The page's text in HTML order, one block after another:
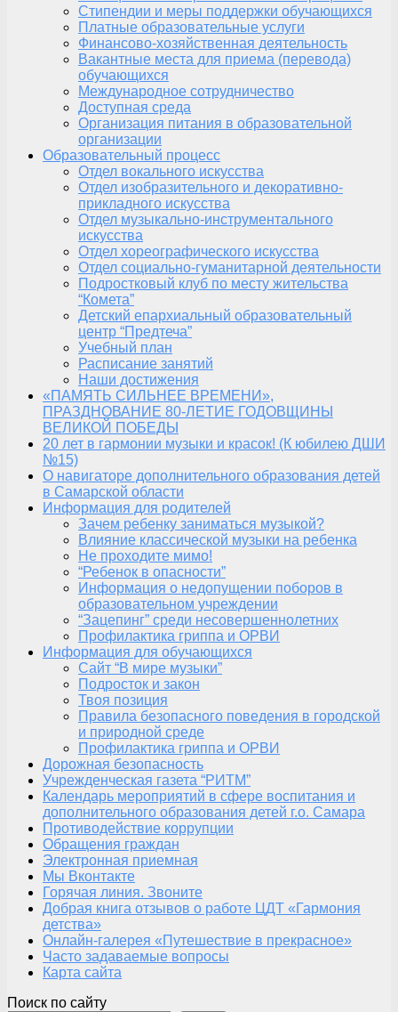
Стипендии и меры поддержки обучающихся
Платные образовательные услуги
Финансово-хозяйственная деятельность
Вакантные места для приема (перевода)
обучающихся
Международное сотрудничество
Доступная среда
Организация питания в образовательной
организации
Образовательный процесс
Отдел вокального искусства
Отдел изобразительного и декоративно-
прикладного искусства
Отдел музыкально-инструментального
искусства
Отдел хореографического искусства
Отдел социально-гуманитарной деятельности
Подростковый клуб по месту жительства
“Комета”
Детский епархиальный образовательный
центр “Предтеча”
Учебный план
Расписание занятий
Наши достижения
«ПАМЯТЬ СИЛЬНЕЕ ВРЕМЕНИ»,
ПРАЗДНОВАНИЕ 80-ЛЕТИЕ ГОДОВЩИНЫ
ВЕЛИКОЙ ПОБЕДЫ
20 лет в гармонии музыки и красок! (К юбилею ДШИ
№15)
О навигаторе дополнительного образования детей
в Самарской области
Информация для родителей
Зачем ребенку заниматься музыкой?
Влияние классической музыки на ребенка
Не проходите мимо!
“Ребенок в опасности”
Информация о недопущении поборов в
образовательном учреждении
“Зацепинг” среди несовершеннолетних
Профилактика гриппа и ОРВИ
Информация для обучающихся
Сайт “В мире музыки”
Подросток и закон
Твоя позиция
Правила безопасного поведения в городской
и природной среде
Профилактика гриппа и ОРВИ
Дорожная безопасность
Учрежденческая газета “РИТМ”
Календарь мероприятий в сфере воспитания и
дополнительного образования детей г.о. Самара
Противодействие коррупции
Обращения граждан
Электронная приемная
Мы Вконтакте
Горячая линия. Звоните
Добрая книга отзывов о работе ЦДТ «Гармония
детства»
Онлайн-галерея «Путешествие в прекрасное»
Часто задаваемые вопросы
Карта сайта
Поиск по сайту